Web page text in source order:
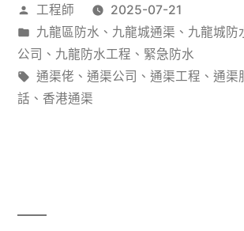
水
好
頭
痕？
作
者：
工程師
2025-07-21
分
類：
九龍區防水 、 九龍城通渠 、 九龍城防
公司 、 九龍防水工程 、 緊急防水
標
籤:
通渠佬 、 通渠公司 、 通渠工程 、 通渠
話 、 香港通渠